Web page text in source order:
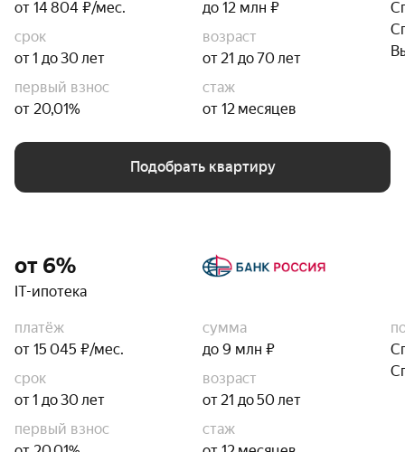
от 14 804 ₽/мес.
до 12 млн ₽
срок
от 1 до 30 лет
возраст
от 21 до 70 лет
первый взнос
от 20,01%
стаж
от 12 месяцев
Подобрать квартиру
от 6%
IT-ипотека
платёж
от 15 045 ₽/мес.
сумма
до 9 млн ₽
срок
от 1 до 30 лет
возраст
от 21 до 50 лет
первый взнос
стаж